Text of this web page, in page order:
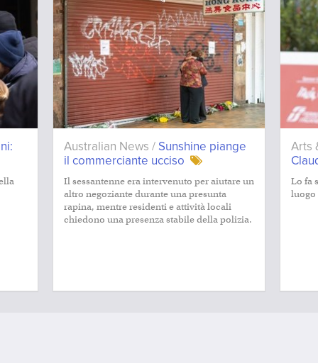
Australian News / Sunshine piange
il commerciante ucciso
Il sessantenne era intervenuto per aiutare un
altro negoziante durante una presunta
rapina, mentre residenti e attività locali
chiedono una presenza stabile della polizia.
Arts
Lo fa
luogo